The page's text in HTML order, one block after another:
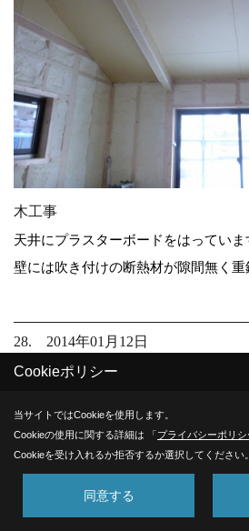
木工事
天井にプラスターボードをはっていま
壁には吹き付けの断熱材が隙間無く重
28. 2014年01月12日
Cookieポリシー
当サイトではCookieを使用します。
Cookieの使用に関する詳細は 「プライバシーポリシ
Cookieを受け入れるか拒否するか選択してください。
同意する